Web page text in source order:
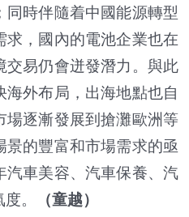
時伴隨着中國能源轉型
求，國內的電池企業也在
交易仍會迸發潛力。與此
海外布局，出海地點也自
場逐漸發展到搶灘歐洲等
景的豐富和市場需求的亟
汽車美容、汽車保養、汽
。
（童越）